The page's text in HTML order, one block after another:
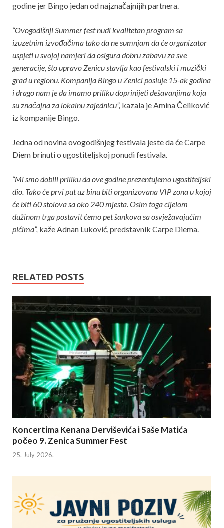
godine jer Bingo jedan od najznačajnijih partnera.
“Ovogodišnji Summer fest nudi kvalitetan program sa
izuzetnim izvođačima tako da ne sumnjam da će organizator
uspjeti u svojoj namjeri da osigura dobru zabavu za sve
generacije, što upravo Zenicu stavlja kao festivalski i muzički
grad u regionu. Kompanija Bingo u Zenici posluje 15-ak godina
i drago nam je da imamo priliku doprinijeti dešavanjima koja
su značajna za lokalnu zajednicu”, kazala je Amina Čeliković
iz kompanije Bingo.
Jedna od novina ovogodišnjeg festivala jeste da će Carpe
Diem brinuti o ugostiteljskoj ponudi festivala.
“Mi smo dobili priliku da ove godine prezentujemo ugostiteljski
dio. Tako će prvi put uz binu biti organizovana VIP zona u kojoj
će biti 60 stolova sa oko 240 mjesta. Osim toga cijelom
dužinom trga postavit ćemo pet šankova sa osvježavajućim
pićima”, kaže Adnan Luković, predstavnik Carpe Diema.
RELATED POSTS
Koncertima Kenana Derviševića i Saše Matića
počeo 9. Zenica Summer Fest
25. July 2026.